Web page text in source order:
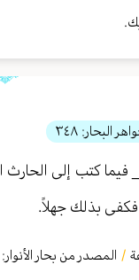
البحار: ٣٤٨
فيما كتب إلى
فكفى بذلك جهلاً.
/ المصدر من بحار